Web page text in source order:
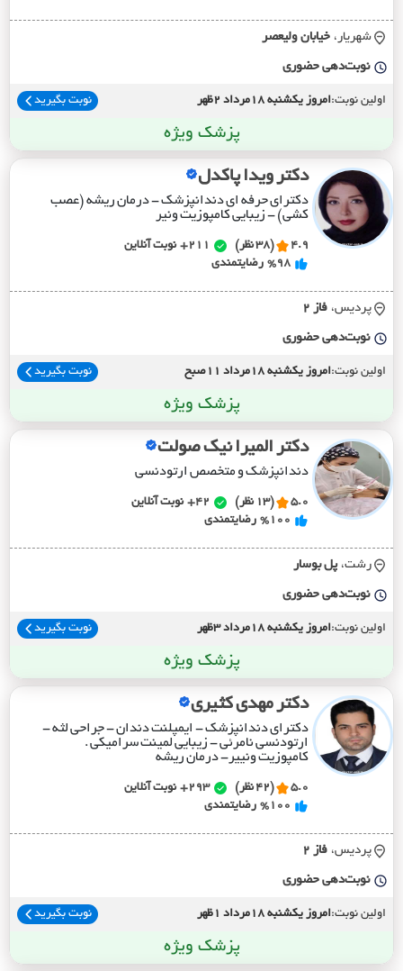
شهریار، خيابان وليعصر
نوبت‌دهی حضوری
اولین نوبت:امروز یکشنبه 18مرداد 2ظهر نوبت بگیرید
پزشک ویژه
دکتر ویدا پاکدل
دکترای حرفه ای دندانپزشک - درمان ریشه (عصب
کشی) - زیبایی کامپوزیت ونیر
4.9 (38 نظر) 211+
نوبت آنلاین
%98 رضایتمندی
پردیس، فاز 2
نوبت‌دهی حضوری
اولین نوبت:امروز یکشنبه 18مرداد 11صبح نوبت بگیرید
پزشک ویژه
دکتر المیرا نیک صولت
دندانپزشک و متخصص ارتودنسی
5.0 (13 نظر) 42+
نوبت آنلاین
%100 رضایتمندی
رشت، پل بوسار
نوبت‌دهی حضوری
اولین نوبت:امروز یکشنبه 18مرداد 3ظهر نوبت بگیرید
پزشک ویژه
دکتر مهدی کثیری
دکترای دندانپزشک - ایمپلنت دندان - جراحی لثه -
ارتودنسی نامرئی - زیبایی لمینت سرامیکی .
کامپوزیت ونییر- درمان ریشه
5.0 (42 نظر) 293+
نوبت آنلاین
%100 رضایتمندی
پردیس، فاز 2
نوبت‌دهی حضوری
اولین نوبت:امروز یکشنبه 18مرداد 1ظهر نوبت بگیرید
پزشک ویژه